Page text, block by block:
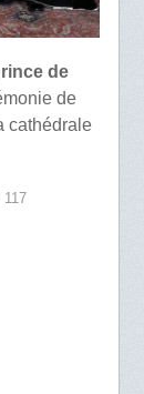
de
de
cathédrale
117